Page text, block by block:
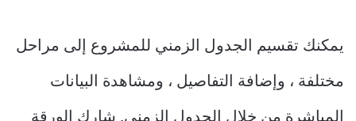
يمكنك تقسيم الجدول الزمني للمشروع إلى مراحل
مختلفة ، وإضافة التفاصيل ، ومشاهدة البيانات
المباشرة من خلال الجدول الزمني. شارك الورقة